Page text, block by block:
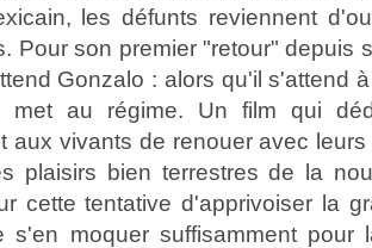
les défunts reviennent
Pour son premier "retour" depuis
Gonzalo : alors qu'il s'attend
met au régime. Un film qui
aux vivants de renouer avec
plaisirs bien terrestres de la
cette tentative d'apprivoiser la
s'en moquer suffisamment pour